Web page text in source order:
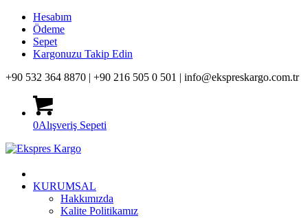
Hesabım
Ödeme
Sepet
Kargonuzu Takip Edin
+90 532 364 8870 | +90 216 505 0 501 | info@ekspreskargo.com.tr
0Alışveriş Sepeti
KURUMSAL
Hakkımızda
Kalite Politikamız